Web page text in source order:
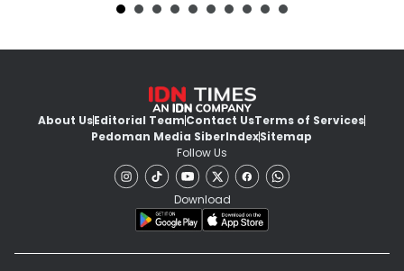
About UsEditorial TeamContact UsTerms of Services
Pedoman Media SiberIndexSitemap
Follow Us
Download